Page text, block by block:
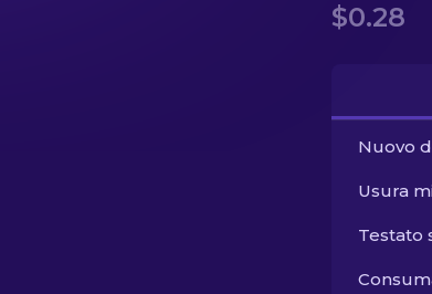
$0.28
Nuovo
Usura
Testato